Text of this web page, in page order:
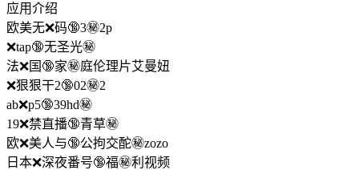
应用介绍
欧美无❌码🔞3㊙️2p
❌tap🔞无圣光㊙️
法❌国🔞家㊙️庭伦理片艾曼妞
❌狠狠干2🔞02㊙️2
ab❌p5🔞39hd㊙️
19❌禁直播🔞青草㊙️
欧❌美人与🔞公拘交酡㊙️zozo
日本❌深夜番号🔞福㊙️利视频